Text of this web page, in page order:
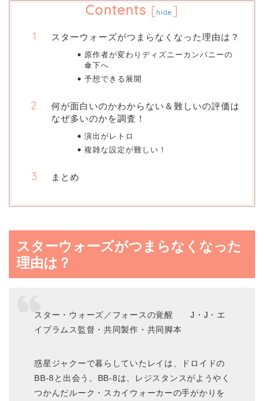
Contents [hide ]
スターウォーズがつまらなくなった理由は？
原作者が変わりディズニーカンパニーの
傘下へ
予想できる展開
何が面白いのかわからない＆難しいの評価は
なぜ多いのかを調査！
演出がレトロ
複雑な設定が難しい！
まとめ
スターウォーズがつまらなくなった
理由は？
スター・ウォーズ／フォースの覚醒 J・J・エ
イブラムス監督・共同製作・共同脚本
惑星ジャクーで暮らしていたレイは、ドロイドの
BB-8と出会う。BB-8は、レジスタンスがようやく
つかんだルーク・スカイウォーカーの手がかりを